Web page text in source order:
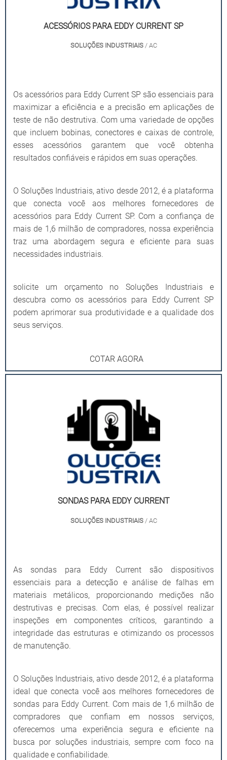
ACESSÓRIOS PARA EDDY CURRENT SP
SOLUÇÕES INDUSTRIAIS/ AC
Os acessórios para Eddy Current SP são essenciais para
maximizar a eficiência e a precisão em aplicações de
teste de não destrutiva. Com uma variedade de opções
que incluem bobinas, conectores e caixas de controle,
esses acessórios garantem que você obtenha
resultados confiáveis e rápidos em suas operações.
O Soluções Industriais, ativo desde 2012, é a plataforma
que conecta você aos melhores fornecedores de
acessórios para Eddy Current SP. Com a confiança de
mais de 1,6 milhão de compradores, nossa experiência
traz uma abordagem segura e eficiente para suas
necessidades industriais.
solicite um orçamento no Soluções Industriais e
descubra como os acessórios para Eddy Current SP
podem aprimorar sua produtividade e a qualidade dos
seus serviços.
COTAR AGORA
SONDAS PARA EDDY CURRENT
SOLUÇÕES INDUSTRIAIS/ AC
As sondas para Eddy Current são dispositivos
essenciais para a detecção e análise de falhas em
materiais metálicos, proporcionando medições não
destrutivas e precisas. Com elas, é possível realizar
inspeções em componentes críticos, garantindo a
integridade das estruturas e otimizando os processos
de manutenção.
O Soluções Industriais, ativo desde 2012, é a plataforma
ideal que conecta você aos melhores fornecedores de
sondas para Eddy Current. Com mais de 1,6 milhão de
compradores que confiam em nossos serviços,
oferecemos uma experiência segura e eficiente na
busca por soluções industriais, sempre com foco na
qualidade e confiabilidade.